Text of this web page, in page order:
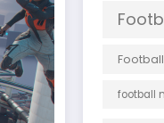
football